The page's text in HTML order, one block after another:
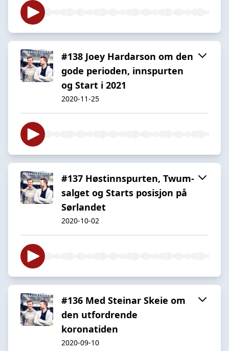
#138 Joey Hardarson om den
gode perioden, innspurten
og Start i 2021
2020-11-25
#137 Høstinnspurten, Twum-
salget og Starts posisjon på
Sørlandet
2020-10-02
#136 Med Steinar Skeie om
den utfordrende
koronatiden
2020-09-10